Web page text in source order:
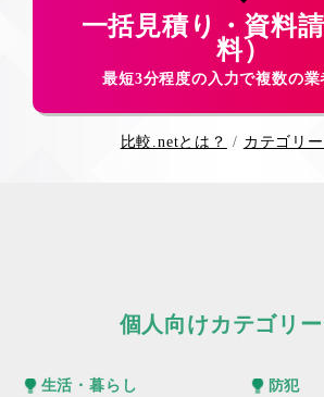
一括見積り・資料
料）
最短3分程度の入力で複数の業
比較.netとは？ カテゴリ
個人向けカテゴリ
生活・暮らし
防犯